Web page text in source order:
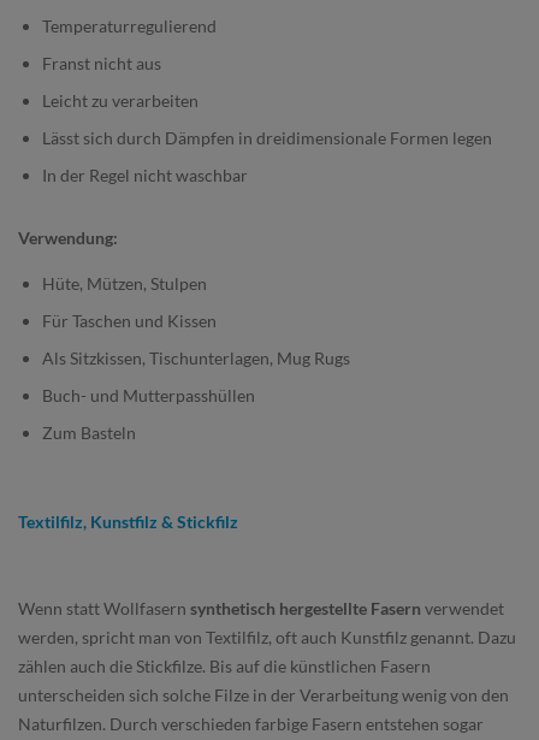
Temperaturregulierend
Franst nicht aus
Leicht zu verarbeiten
Lässt sich durch Dämpfen in dreidimensionale Formen legen
In der Regel nicht waschbar
Verwendung:
Hüte, Mützen, Stulpen
Für Taschen und Kissen
Als Sitzkissen, Tischunterlagen, Mug Rugs
Buch- und Mutterpasshüllen
Zum Basteln
Textilfilz, Kunstfilz & Stickfilz
Wenn statt Wollfasern synthetisch hergestellte Fasern verwendet
werden, spricht man von Textilfilz, oft auch Kunstfilz genannt. Dazu
zählen auch die Stickfilze. Bis auf die künstlichen Fasern
unterscheiden sich solche Filze in der Verarbeitung wenig von den
Naturfilzen. Durch verschieden farbige Fasern entstehen sogar